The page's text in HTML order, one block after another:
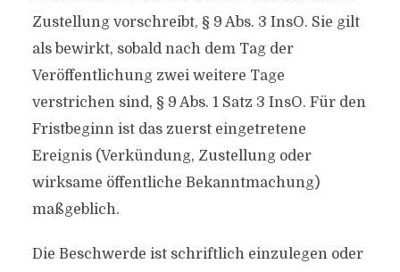
Zustellung vorschreibt, § 9 Abs. 3 InsO. Sie gilt
als bewirkt, sobald nach dem Tag der
Veröffentlichung zwei weitere Tage
verstrichen sind, § 9 Abs. 1 Satz 3 InsO. Für den
Fristbeginn ist das zuerst eingetretene
Ereignis (Verkündung, Zustellung oder
wirksame öffentliche Bekanntmachung)
maßgeblich.
Die Beschwerde ist schriftlich einzulegen oder